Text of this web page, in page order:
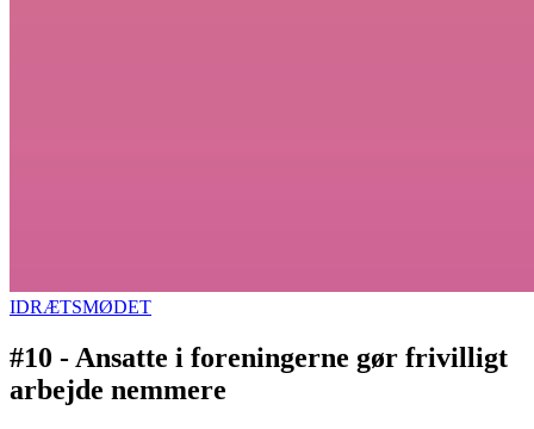
IDRÆTSMØDET
#10 - Ansatte i foreningerne gør frivilligt
arbejde nemmere